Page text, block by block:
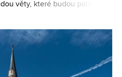
věty, které budou patřit k
Mladá výtvarnice a